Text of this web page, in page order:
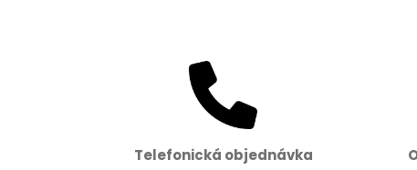
Telefonická objednávka